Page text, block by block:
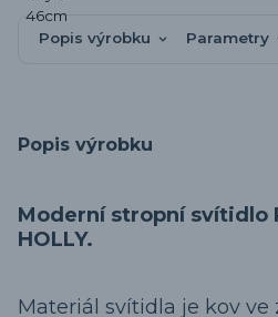
Popis výrobku Parametry
Popis výrobku
Moderní stropní svítidlo
HOLLY.
Materiál svítidla je kov ve